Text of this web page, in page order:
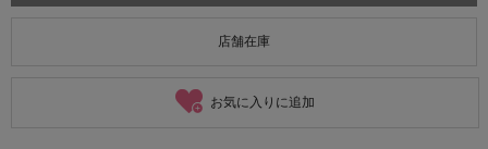
店舗在庫
お気に入りに追加